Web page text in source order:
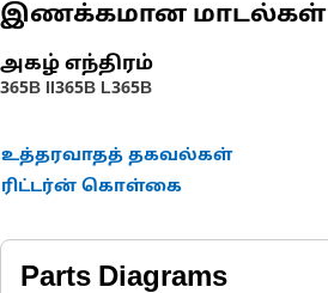
இணக்கமான மாடல்கள்
அகழ் எந்திரம்
365B II365B L365B
உத்தரவாதத் தகவல்கள்
ரிட்டர்ன் கொள்கை
Parts Diagrams